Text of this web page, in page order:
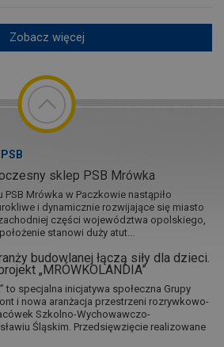
Zobacz więcej
sklep PSB Mrówka
Mrówka w Paczkowie nastąpiło
i dynamicznie rozwijające się miasto
części województwa opolskiego,
stanowi duży atut...
budowlanej łączą siły dla dzieci.
„MRÓWKOLANDIA”
to specjalna inicjatywa społeczna Grupy
i nowa aranżacja przestrzeni rozrywkowo-
Szkolno-Wychowawczo-
Śląskim. Przedsięwzięcie realizowane